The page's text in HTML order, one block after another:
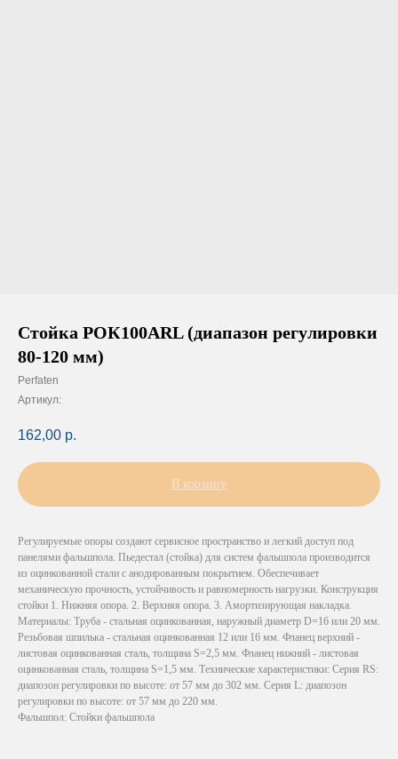
Стойка РОК100ARL (диапазон регулировки
80-120 мм)
Perfaten
Артикул:
162,00 р.
В корзину
Регулируемые опоры создают сервисное пространство и легкий доступ под
панелями фальшпола. Пьедестал (стойка) для систем фальшпола производится
из оцинкованной стали с анодированным покрытием. Обеспечивает
механическую прочность, устойчивость и равномерность нагрузки. Конструкция
стойки 1. Нижняя опора. 2. Верхняя опора. 3. Амортизирующая накладка.
Материалы: Труба - стальная оцинкованная, наружный диаметр D=16 или 20 мм.
Резьбовая шпилька - стальная оцинкованная 12 или 16 мм. Фланец верхний -
листовая оцинкованная сталь, толщина S=2,5 мм. Фланец нижний - листовая
оцинкованная сталь, толщина S=1,5 мм. Технические характеристики: Серия RS:
диапозон регулировки по высоте: от 57 мм до 302 мм. Серия L: диапозон
регулировки по высоте: от 57 мм до 220 мм.
Фальшпол: Стойки фальшпола